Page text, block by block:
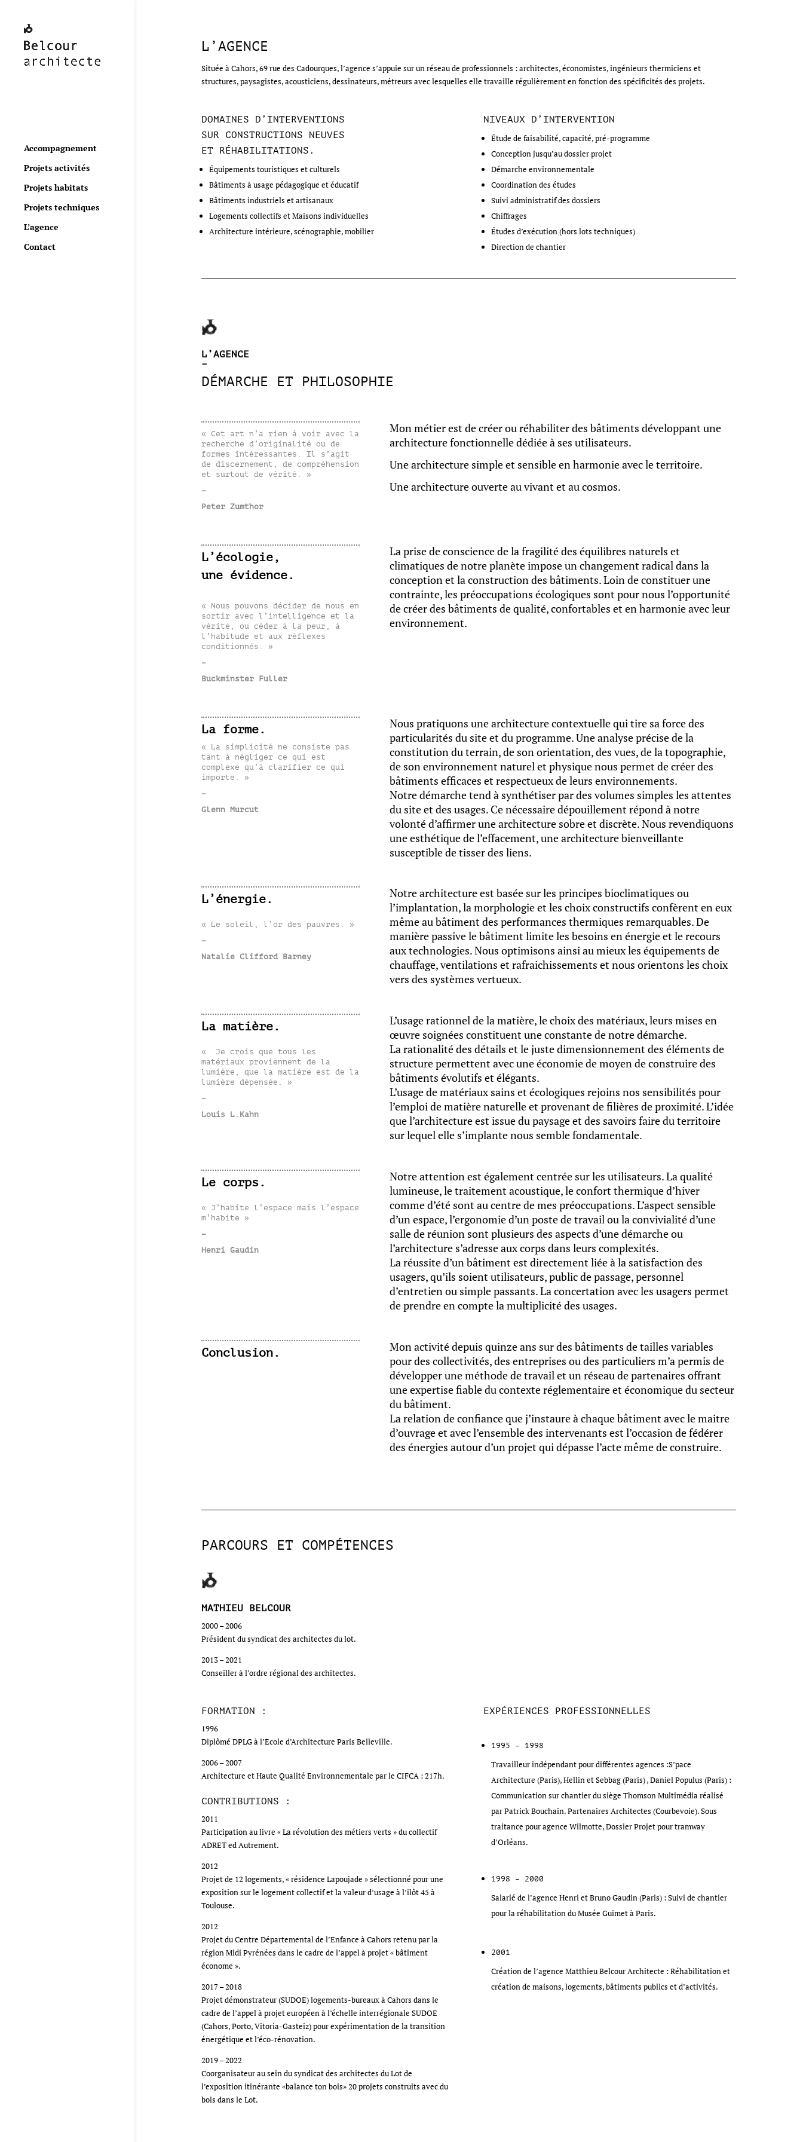
Accompagnement
Projets activités
Projets habitats
Projets techniques
L’agence
Contact
L’AGENCE
Située à Cahors, 69 rue des Cadourques, l’agence s’appuie sur un réseau de professionnels : architectes, économistes, ingénieurs thermiciens et
structures, paysagistes, acousticiens, dessinateurs, métreurs avec lesquelles elle travaille régulièrement en fonction des spécificités des projets.
DOMAINES D’INTERVENTIONS
SUR CONSTRUCTIONS NEUVES
ET RÉHABILITATIONS.
Équipements touristiques et culturels
Bâtiments à usage pédagogique et éducatif
Bâtiments industriels et artisanaux
Logements collectifs et Maisons individuelles
Architecture intérieure, scénographie, mobilier
NIVEAUX D’INTERVENTION
Étude de faisabilité, capacité, pré-programme
Conception jusqu’au dossier projet
Démarche environnementale
Coordination des études
Suivi administratif des dossiers
Chiffrages
Études d’exécution (hors lots techniques)
Direction de chantier
L’AGENCE
–
DÉMARCHE ET PHILOSOPHIE
« Cet art n’a rien à voir avec la
recherche d’originalité ou de
formes intéressantes. Il s’agit
de discernement, de compréhension
et surtout de vérité. »
–
Peter Zumthor
Mon métier est de créer ou réhabiliter des bâtiments développant une
architecture fonctionnelle dédiée à ses utilisateurs.
Une architecture simple et sensible en harmonie avec le territoire.
Une architecture ouverte au vivant et au cosmos.
L’écologie,
une évidence.
« Nous pouvons décider de nous en
sortir avec l’intelligence et la
vérité, ou céder à la peur, à
l’habitude et aux réflexes
conditionnés. »
–
Buckminster Fuller
La prise de conscience de la fragilité des équilibres naturels et
climatiques de notre planète impose un changement radical dans la
conception et la construction des bâtiments. Loin de constituer une
contrainte, les préoccupations écologiques sont pour nous l’opportunité
de créer des bâtiments de qualité, confortables et en harmonie avec leur
environnement.
La forme.
« La simplicité ne consiste pas
tant à négliger ce qui est
complexe qu’à clarifier ce qui
importe. »
–
Glenn Murcut
Nous pratiquons une architecture contextuelle qui tire sa force des
particularités du site et du programme. Une analyse précise de la
constitution du terrain, de son orientation, des vues, de la topographie,
de son environnement naturel et physique nous permet de créer des
bâtiments efficaces et respectueux de leurs environnements.
Notre démarche tend à synthétiser par des volumes simples les attentes
du site et des usages. Ce nécessaire dépouillement répond à notre
volonté d’affirmer une architecture sobre et discrète. Nous revendiquons
une esthétique de l’effacement, une architecture bienveillante
susceptible de tisser des liens.
L’énergie.
« Le soleil, l’or des pauvres. »
–
Natalie Clifford Barney
Notre architecture est basée sur les principes bioclimatiques ou
l’implantation, la morphologie et les choix constructifs confèrent en eux
même au bâtiment des performances thermiques remarquables. De
manière passive le bâtiment limite les besoins en énergie et le recours
aux technologies. Nous optimisons ainsi au mieux les équipements de
chauffage, ventilations et rafraichissements et nous orientons les choix
vers des systèmes vertueux.
La matière.
« Je crois que tous les
matériaux proviennent de la
lumière, que la matière est de la
lumière dépensée. »
–
Louis L.Kahn
L’usage rationnel de la matière, le choix des matériaux, leurs mises en
œuvre soignées constituent une constante de notre démarche.
La rationalité des détails et le juste dimensionnement des éléments de
structure permettent avec une économie de moyen de construire des
bâtiments évolutifs et élégants.
L’usage de matériaux sains et écologiques rejoins nos sensibilités pour
l’emploi de matière naturelle et provenant de filières de proximité. L’idée
que l’architecture est issue du paysage et des savoirs faire du territoire
sur lequel elle s’implante nous semble fondamentale.
Le corps.
« J’habite l’espace mais l’espace
m’habite »
–
Henri Gaudin
Notre attention est également centrée sur les utilisateurs. La qualité
lumineuse, le traitement acoustique, le confort thermique d’hiver
comme d’été sont au centre de mes préoccupations. L’aspect sensible
d’un espace, l’ergonomie d’un poste de travail ou la convivialité d’une
salle de réunion sont plusieurs des aspects d’une démarche ou
l’architecture s’adresse aux corps dans leurs complexités.
La réussite d’un bâtiment est directement liée à la satisfaction des
usagers, qu’ils soient utilisateurs, public de passage, personnel
d’entretien ou simple passants. La concertation avec les usagers permet
de prendre en compte la multiplicité des usages.
Conclusion.
Mon activité depuis quinze ans sur des bâtiments de tailles variables
pour des collectivités, des entreprises ou des particuliers m’a permis de
développer une méthode de travail et un réseau de partenaires offrant
une expertise fiable du contexte réglementaire et économique du secteur
du bâtiment.
La relation de confiance que j’instaure à chaque bâtiment avec le maitre
d’ouvrage et avec l’ensemble des intervenants est l’occasion de fédérer
des énergies autour d’un projet qui dépasse l’acte même de construire.
PARCOURS ET COMPÉTENCES
MATHIEU BELCOUR
2000 – 2006
Président du syndicat des architectes du lot.
2013 – 2021
Conseiller à l’ordre régional des architectes.
FORMATION :
1996
Diplômé DPLG à l’Ecole d’Architecture Paris Belleville.
2006 – 2007
Architecture et Haute Qualité Environnementale par le CIFCA : 217h.
CONTRIBUTIONS :
2011
Participation au livre « La révolution des métiers verts » du collectif
ADRET ed Autrement.
2012
Projet de 12 logements, « résidence Lapoujade » sélectionné pour une
exposition sur le logement collectif et la valeur d’usage à l’ilôt 45 à
Toulouse.
2012
Projet du Centre Départemental de l’Enfance à Cahors retenu par la
région Midi Pyrénées dans le cadre de l’appel à projet « bâtiment
économe ».
2017 – 2018
Projet démonstrateur (SUDOE) logements-bureaux à Cahors dans le
cadre de l’appel à projet européen à l’échelle interrégionale SUDOE
(Cahors, Porto, Vitoria-Gasteiz) pour expérimentation de la transition
énergétique et l’éco-rénovation.
2019 – 2022
Coorganisateur au sein du syndicat des architectes du Lot de
l’exposition itinérante «balance ton bois» 20 projets construits avec du
bois dans le Lot.
EXPÉRIENCES PROFESSIONNELLES
1995 – 1998
Travailleur indépendant pour différentes agences :S’pace
Architecture (Paris), Hellin et Sebbag (Paris) , Daniel Populus (Paris) :
Communication sur chantier du siège Thomson Multimédia réalisé
par Patrick Bouchain. Partenaires Architectes (Courbevoie). Sous
traitance pour agence Wilmotte, Dossier Projet pour tramway
d’Orléans.
1998 – 2000
Salarié de l’agence Henri et Bruno Gaudin (Paris) : Suivi de chantier
pour la réhabilitation du Musée Guimet à Paris.
2001
Création de l’agence Matthieu Belcour Architecte : Réhabilitation et
création de maisons, logements, bâtiments publics et d’activités.